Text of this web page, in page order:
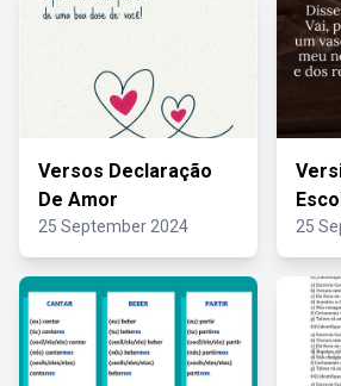
Versos Declaração
De Amor
25 September 2024 25